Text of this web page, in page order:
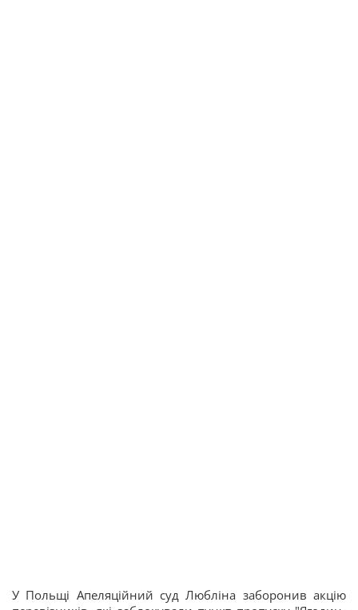
У Польщі Апеляційний суд Любліна заборонив акцію